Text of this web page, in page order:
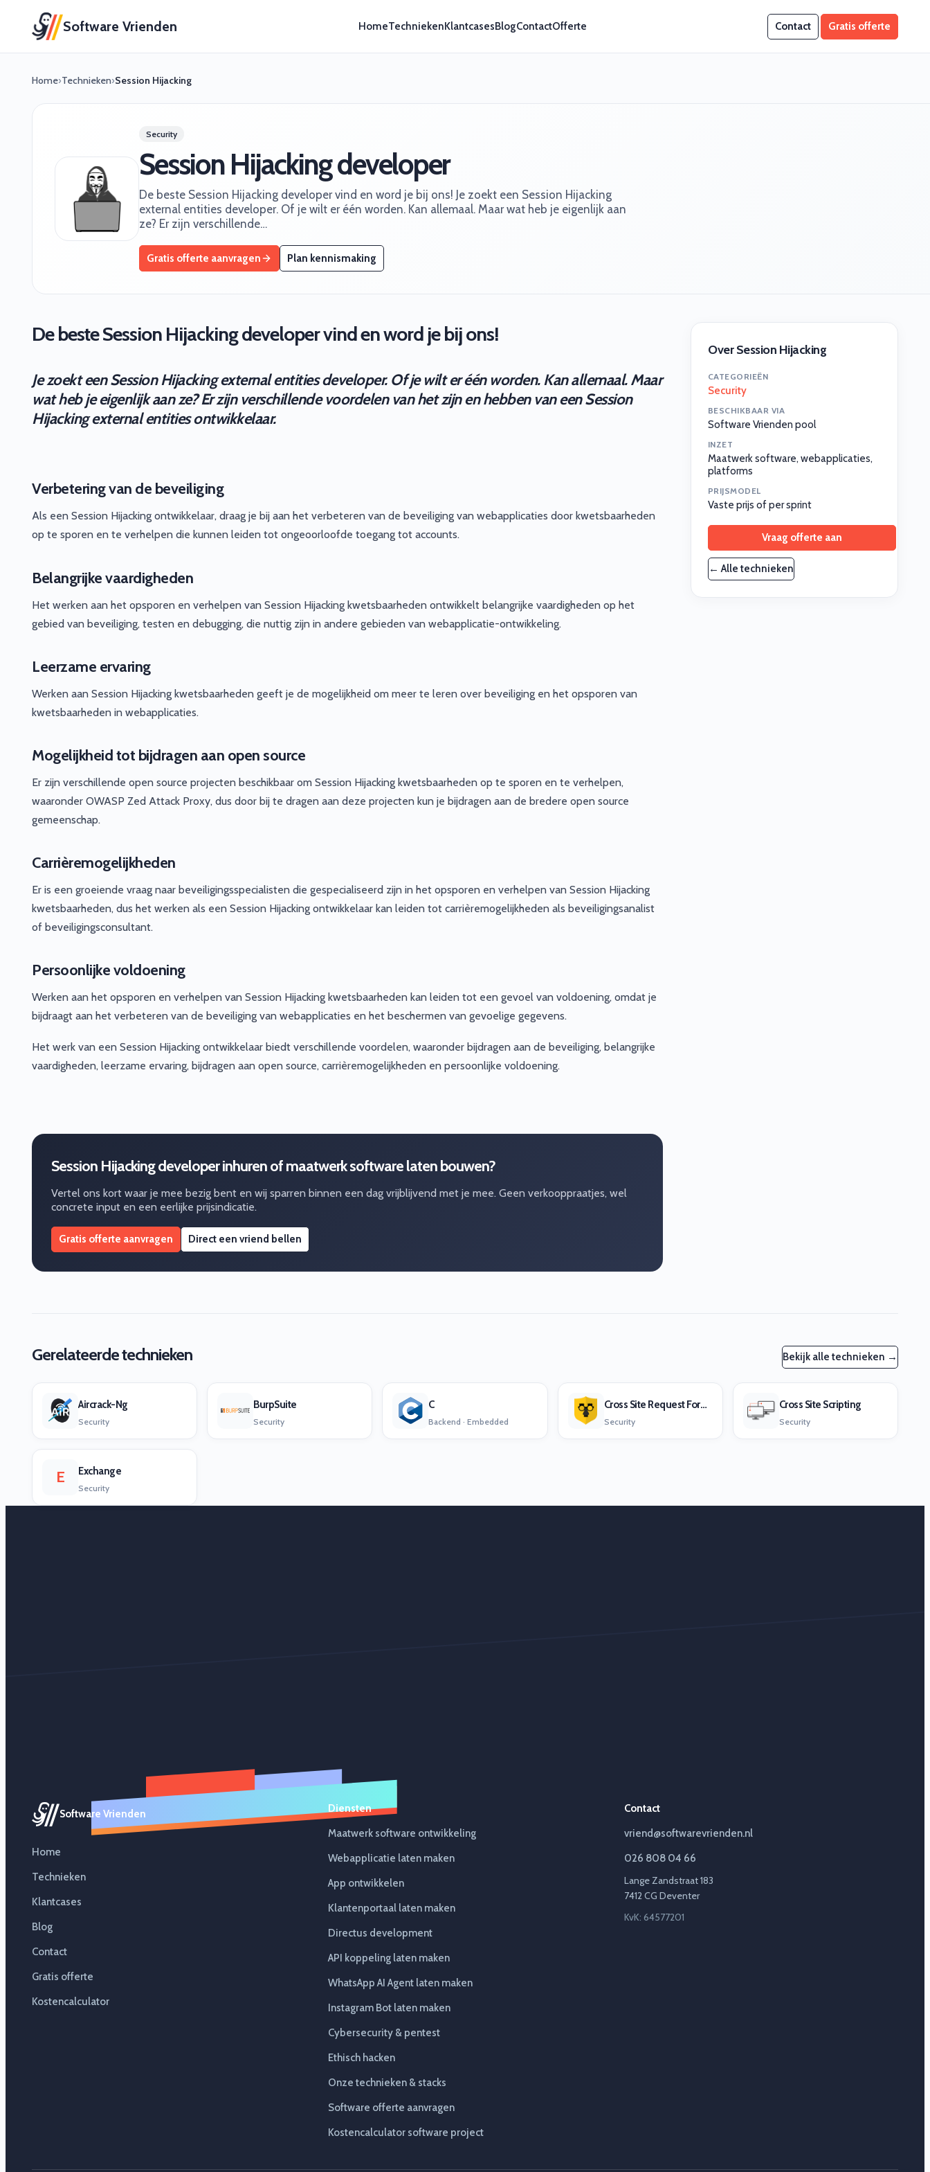
Software Vrienden HomeTechniekenKlantcasesBlogContactOfferte Contact Gratis offerte
Home›Technieken›Session Hijacking
Security
Session Hijacking developer
De beste Session Hijacking developer vind en word je bij ons! Je zoekt een Session Hijacking
external entities developer. Of je wilt er één worden. Kan allemaal. Maar wat heb je eigenlijk aan
ze? Er zijn verschillende…
Gratis offerte aanvragen Plan kennismaking
De beste Session Hijacking developer vind en word je bij ons!
Je zoekt een Session Hijacking external entities developer. Of je wilt er één worden. Kan allemaal. Maar
wat heb je eigenlijk aan ze? Er zijn verschillende voordelen van het zijn en hebben van een Session
Hijacking external entities ontwikkelaar.
Verbetering van de beveiliging
Als een Session Hijacking ontwikkelaar, draag je bij aan het verbeteren van de beveiliging van webapplicaties door kwetsbaarheden
op te sporen en te verhelpen die kunnen leiden tot ongeoorloofde toegang tot accounts.
Belangrijke vaardigheden
Het werken aan het opsporen en verhelpen van Session Hijacking kwetsbaarheden ontwikkelt belangrijke vaardigheden op het
gebied van beveiliging, testen en debugging, die nuttig zijn in andere gebieden van webapplicatie-ontwikkeling.
Leerzame ervaring
Werken aan Session Hijacking kwetsbaarheden geeft je de mogelijkheid om meer te leren over beveiliging en het opsporen van
kwetsbaarheden in webapplicaties.
Mogelijkheid tot bijdragen aan open source
Er zijn verschillende open source projecten beschikbaar om Session Hijacking kwetsbaarheden op te sporen en te verhelpen,
waaronder OWASP Zed Attack Proxy, dus door bij te dragen aan deze projecten kun je bijdragen aan de bredere open source
gemeenschap.
Carrièremogelijkheden
Er is een groeiende vraag naar beveiligingsspecialisten die gespecialiseerd zijn in het opsporen en verhelpen van Session Hijacking
kwetsbaarheden, dus het werken als een Session Hijacking ontwikkelaar kan leiden tot carrièremogelijkheden als beveiligingsanalist
of beveiligingsconsultant.
Persoonlijke voldoening
Werken aan het opsporen en verhelpen van Session Hijacking kwetsbaarheden kan leiden tot een gevoel van voldoening, omdat je
bijdraagt aan het verbeteren van de beveiliging van webapplicaties en het beschermen van gevoelige gegevens.
Het werk van een Session Hijacking ontwikkelaar biedt verschillende voordelen, waaronder bijdragen aan de beveiliging, belangrijke
vaardigheden, leerzame ervaring, bijdragen aan open source, carrièremogelijkheden en persoonlijke voldoening.
Session Hijacking developer inhuren of maatwerk software laten bouwen?
Vertel ons kort waar je mee bezig bent en wij sparren binnen een dag vrijblijvend met je mee. Geen verkooppraatjes, wel
concrete input en een eerlijke prijsindicatie.
Gratis offerte aanvragen Direct een vriend bellen
Over Session Hijacking
CATEGORIEËN
Security
BESCHIKBAAR VIA
Software Vrienden pool
INZET
Maatwerk software, webapplicaties,
platforms
PRIJSMODEL
Vaste prijs of per sprint
Vraag offerte aan
← Alle technieken
Gerelateerde technieken Bekijk alle technieken →
Aircrack-Ng
Security
BurpSuite
Security
C
Backend · Embedded
Cross Site Request Forgery
Security
Cross Site Scripting
Security
E Exchange
Security
Software Vrienden
Home
Technieken
Klantcases
Blog
Contact
Gratis offerte
Kostencalculator
Diensten
Maatwerk software ontwikkeling
Webapplicatie laten maken
App ontwikkelen
Klantenportaal laten maken
Directus development
API koppeling laten maken
WhatsApp AI Agent laten maken
Instagram Bot laten maken
Cybersecurity & pentest
Ethisch hacken
Onze technieken & stacks
Software offerte aanvragen
Kostencalculator software project
Contact
vriend@softwarevrienden.nl
026 808 04 66
Lange Zandstraat 183
7412 CG Deventer
KvK: 64577201